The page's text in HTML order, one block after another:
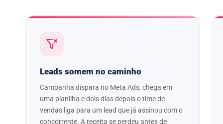
Leads somem no caminho
Campanha dispara no Meta Ads, chega em
uma planilha e dois dias depois o time de
vendas liga para um lead que já assinou com o
concorrente. A receita se perdeu antes de